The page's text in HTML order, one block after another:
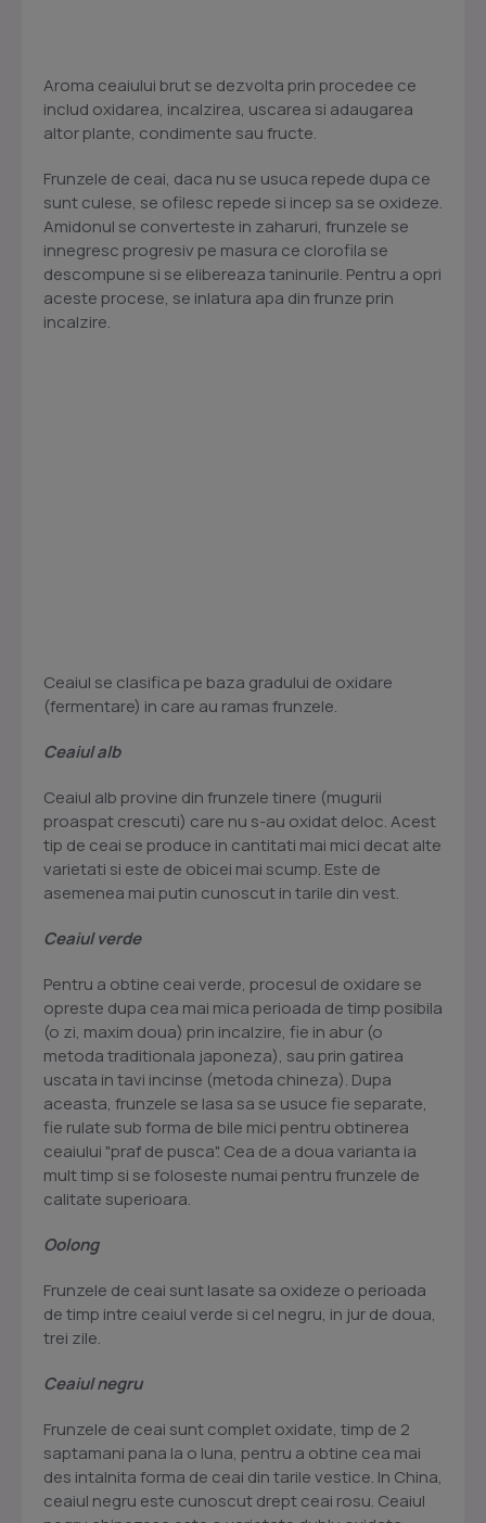
Aroma ceaiului brut se dezvolta prin procedee ce
includ oxidarea, incalzirea, uscarea si adaugarea
altor plante, condimente sau fructe.
Frunzele de ceai, daca nu se usuca repede dupa ce
sunt culese, se ofilesc repede si incep sa se oxideze.
Amidonul se converteste in zaharuri, frunzele se
innegresc progresiv pe masura ce clorofila se
descompune si se elibereaza taninurile. Pentru a opri
aceste procese, se inlatura apa din frunze prin
incalzire.
Ceaiul se clasifica pe baza gradului de oxidare
(fermentare) in care au ramas frunzele.
Ceaiul alb
Ceaiul alb provine din frunzele tinere (mugurii
proaspat crescuti) care nu s-au oxidat deloc. Acest
tip de ceai se produce in cantitati mai mici decat alte
varietati si este de obicei mai scump. Este de
asemenea mai putin cunoscut in tarile din vest.
Ceaiul verde
Pentru a obtine ceai verde, procesul de oxidare se
opreste dupa cea mai mica perioada de timp posibila
(o zi, maxim doua) prin incalzire, fie in abur (o
metoda traditionala japoneza), sau prin gatirea
uscata in tavi incinse (metoda chineza). Dupa
aceasta, frunzele se lasa sa se usuce fie separate,
fie rulate sub forma de bile mici pentru obtinerea
ceaiului "praf de pusca". Cea de a doua varianta ia
mult timp si se foloseste numai pentru frunzele de
calitate superioara.
Oolong
Frunzele de ceai sunt lasate sa oxideze o perioada
de timp intre ceaiul verde si cel negru, in jur de doua,
trei zile.
Ceaiul negru
Frunzele de ceai sunt complet oxidate, timp de 2
saptamani pana la o luna, pentru a obtine cea mai
des intalnita forma de ceai din tarile vestice. In China,
ceaiul negru este cunoscut drept ceai rosu. Ceaiul